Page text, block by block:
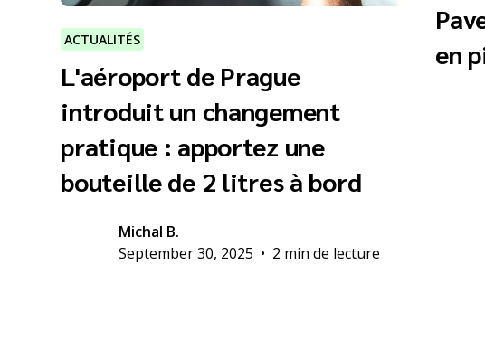
ACTUALITÉS
L'aéroport de Prague
introduit un changement
pratique : apportez une
bouteille de 2 litres à bord
Michal B.
September 30, 2025 • 2 min de lecture
en